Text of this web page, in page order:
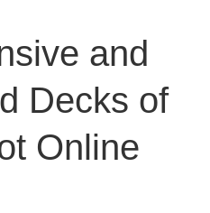
and
Decks of
Online